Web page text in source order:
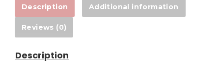
Description Additional information
Reviews (0)
Description